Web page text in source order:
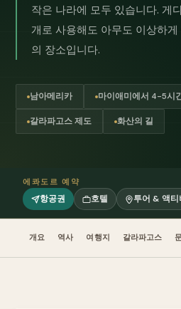
작은 나라에 모두 있습니다. 게
개로 사용해도 아무도 이상하
의 장소입니다.
남아메리카 마이애미에서 4-5시
갈라파고스 제도 화산의 길
에콰도르 예약
항공권 호텔 투어 & 액티
개요 역사 여행지 갈라파고스